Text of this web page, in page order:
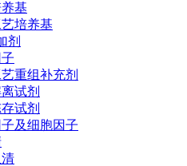
基
培养基
剂
重组补充剂
试剂
试剂
及细胞因子